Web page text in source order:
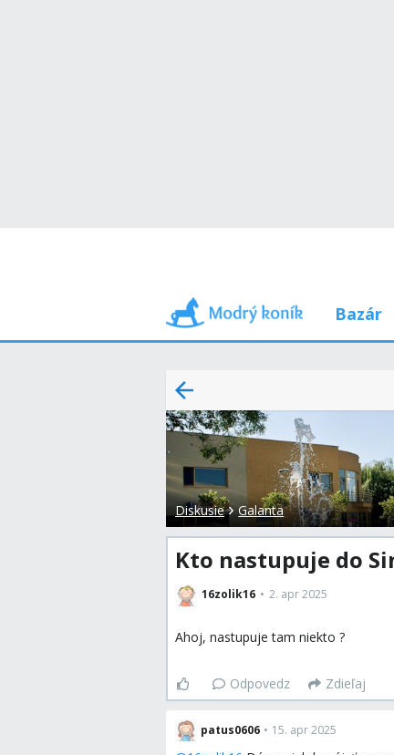
Bazár
Diskusie Galanta
Kto nastupuje do
16zolik16 2. apr 2025
Ahoj, nastupuje tam niekto ?
Odpovedz Zdieľaj
patus0606 • 15. apr 2025